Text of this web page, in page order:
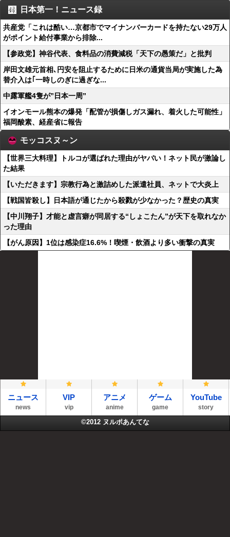
日本第一！ニュース録
共産党「これは酷い…京都市でマイナンバーカードを持たない29万人
がポイント給付事業から排除...
【参政党】神谷代表、食料品の消費減税「天下の愚策だ」と批判
岸田文雄元首相､円安を阻止するために日米の通貨当局が実施した為
替介入は｢一時しのぎに過ぎな...
中露軍艦4隻が”日本一周”
イオンモール熊本の爆発「配管が損傷しガス漏れ、着火した可能性」
福岡酸素、経産省に報告
モッコスヌ～ン
【世界三大料理】トルコが選ばれた理由がヤバい！ネット民が激論し
た結果
【いただきます】宗教行為と激詰めした派遣社員、ネットで大炎上
【戦国皆殺し】日本語が通じたから殺戮が少なかった？歴史の真実
【中川翔子】才能と虚言癖が同居する“しょこたん”が天下を取れなか
った理由
【がん原因】1位は感染症16.6%！喫煙・飲酒より多い衝撃の真実
ニュース
news
VIP
vip
アニメ
anime
ゲーム
game
YouTube
story
©2012 ヌルポあんてな